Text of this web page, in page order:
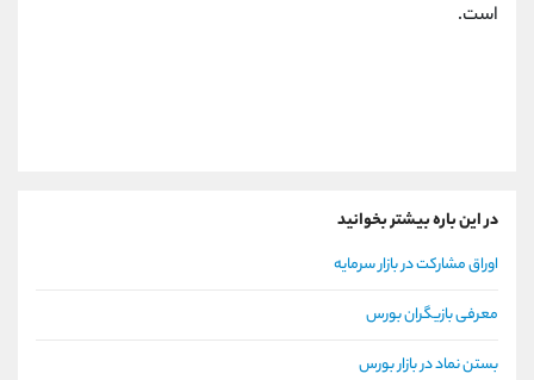
است.
در این باره بیشتر بخوانید
اوراق مشارکت در بازار سرمایه
معرفی بازیگران بورس
بستن نماد در بازار بورس